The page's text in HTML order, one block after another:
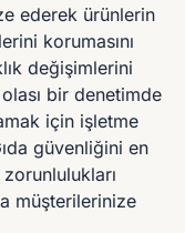
ederek ürünlerin
korumasını
değişimlerini
bir denetimde
için işletme
güvenliğini en
müşterilerinize